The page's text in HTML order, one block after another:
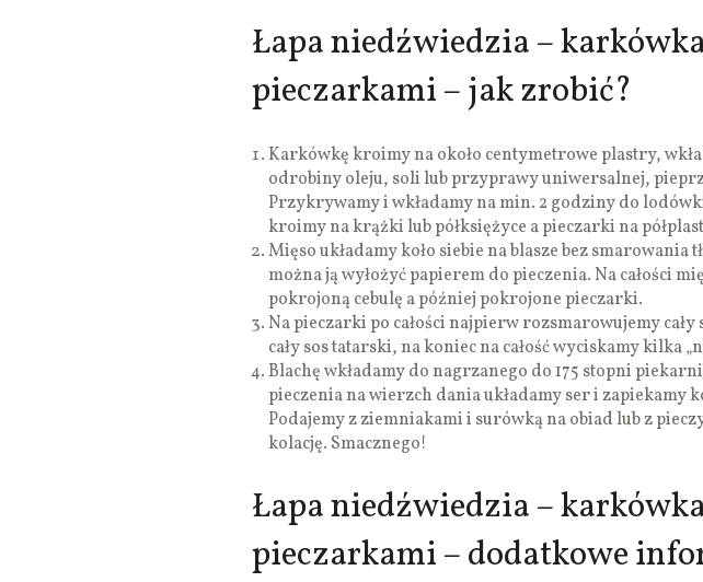
Łapa niedźwiedzia –
pieczarkami – jak zrobić?
Karkówkę kroimy na około centymetrowe plastry,
odrobiny oleju, soli lub przyprawy uniwersalnej,
Przykrywamy i wkładamy na min. 2 godziny do
kroimy na krążki lub półksiężyce a pieczarki na
Mięso układamy koło siebie na blasze bez smarowania
można ją wyłożyć papierem do pieczenia. Na całości
pokrojoną cebulę a później pokrojone pieczarki.
Na pieczarki po całości najpierw rozsmarowujemy cały
cały sos tatarski, na koniec na całość wyciskamy kilka
Blachę wkładamy do nagrzanego do 175 stopni
pieczenia na wierzch dania układamy ser i zapiekamy
Podajemy z ziemniakami i surówką na obiad lub z
kolację. Smacznego!
Łapa niedźwiedzia –
pieczarkami – dodatkowe